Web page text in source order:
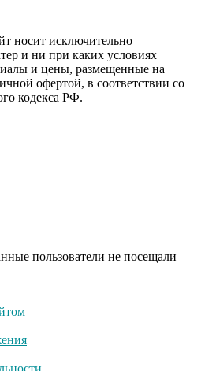
10 раз
i
вы
долго
носит исключительно
и ни при каких условиях
и цены, размещенные на
офертой, в соответствии со
кодекса РФ.
пользователи не посещали